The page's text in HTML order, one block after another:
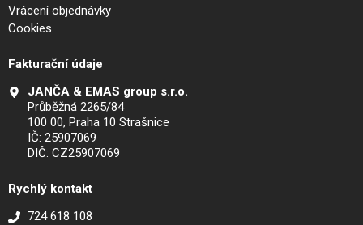
Vrácení objednávky
Cookies
Fakturační údaje
JANČA & EMAS group s.r.o.
Průběžná 2265/84
100 00, Praha 10 Strašnice
IČ: 25907069
DIČ: CZ25907069
Rychlý kontakt
724 618 108